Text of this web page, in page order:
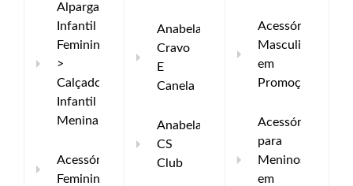
Alpargata
Infantil
Feminina
>
Calçados
Infantil
Menina
Acessórios
Femininos
Anabela
Cravo
E
Canela
Anabela
CS
Club
Acessórios
Masculinos
em
Promoção
Acessórios
para
Meninos
em